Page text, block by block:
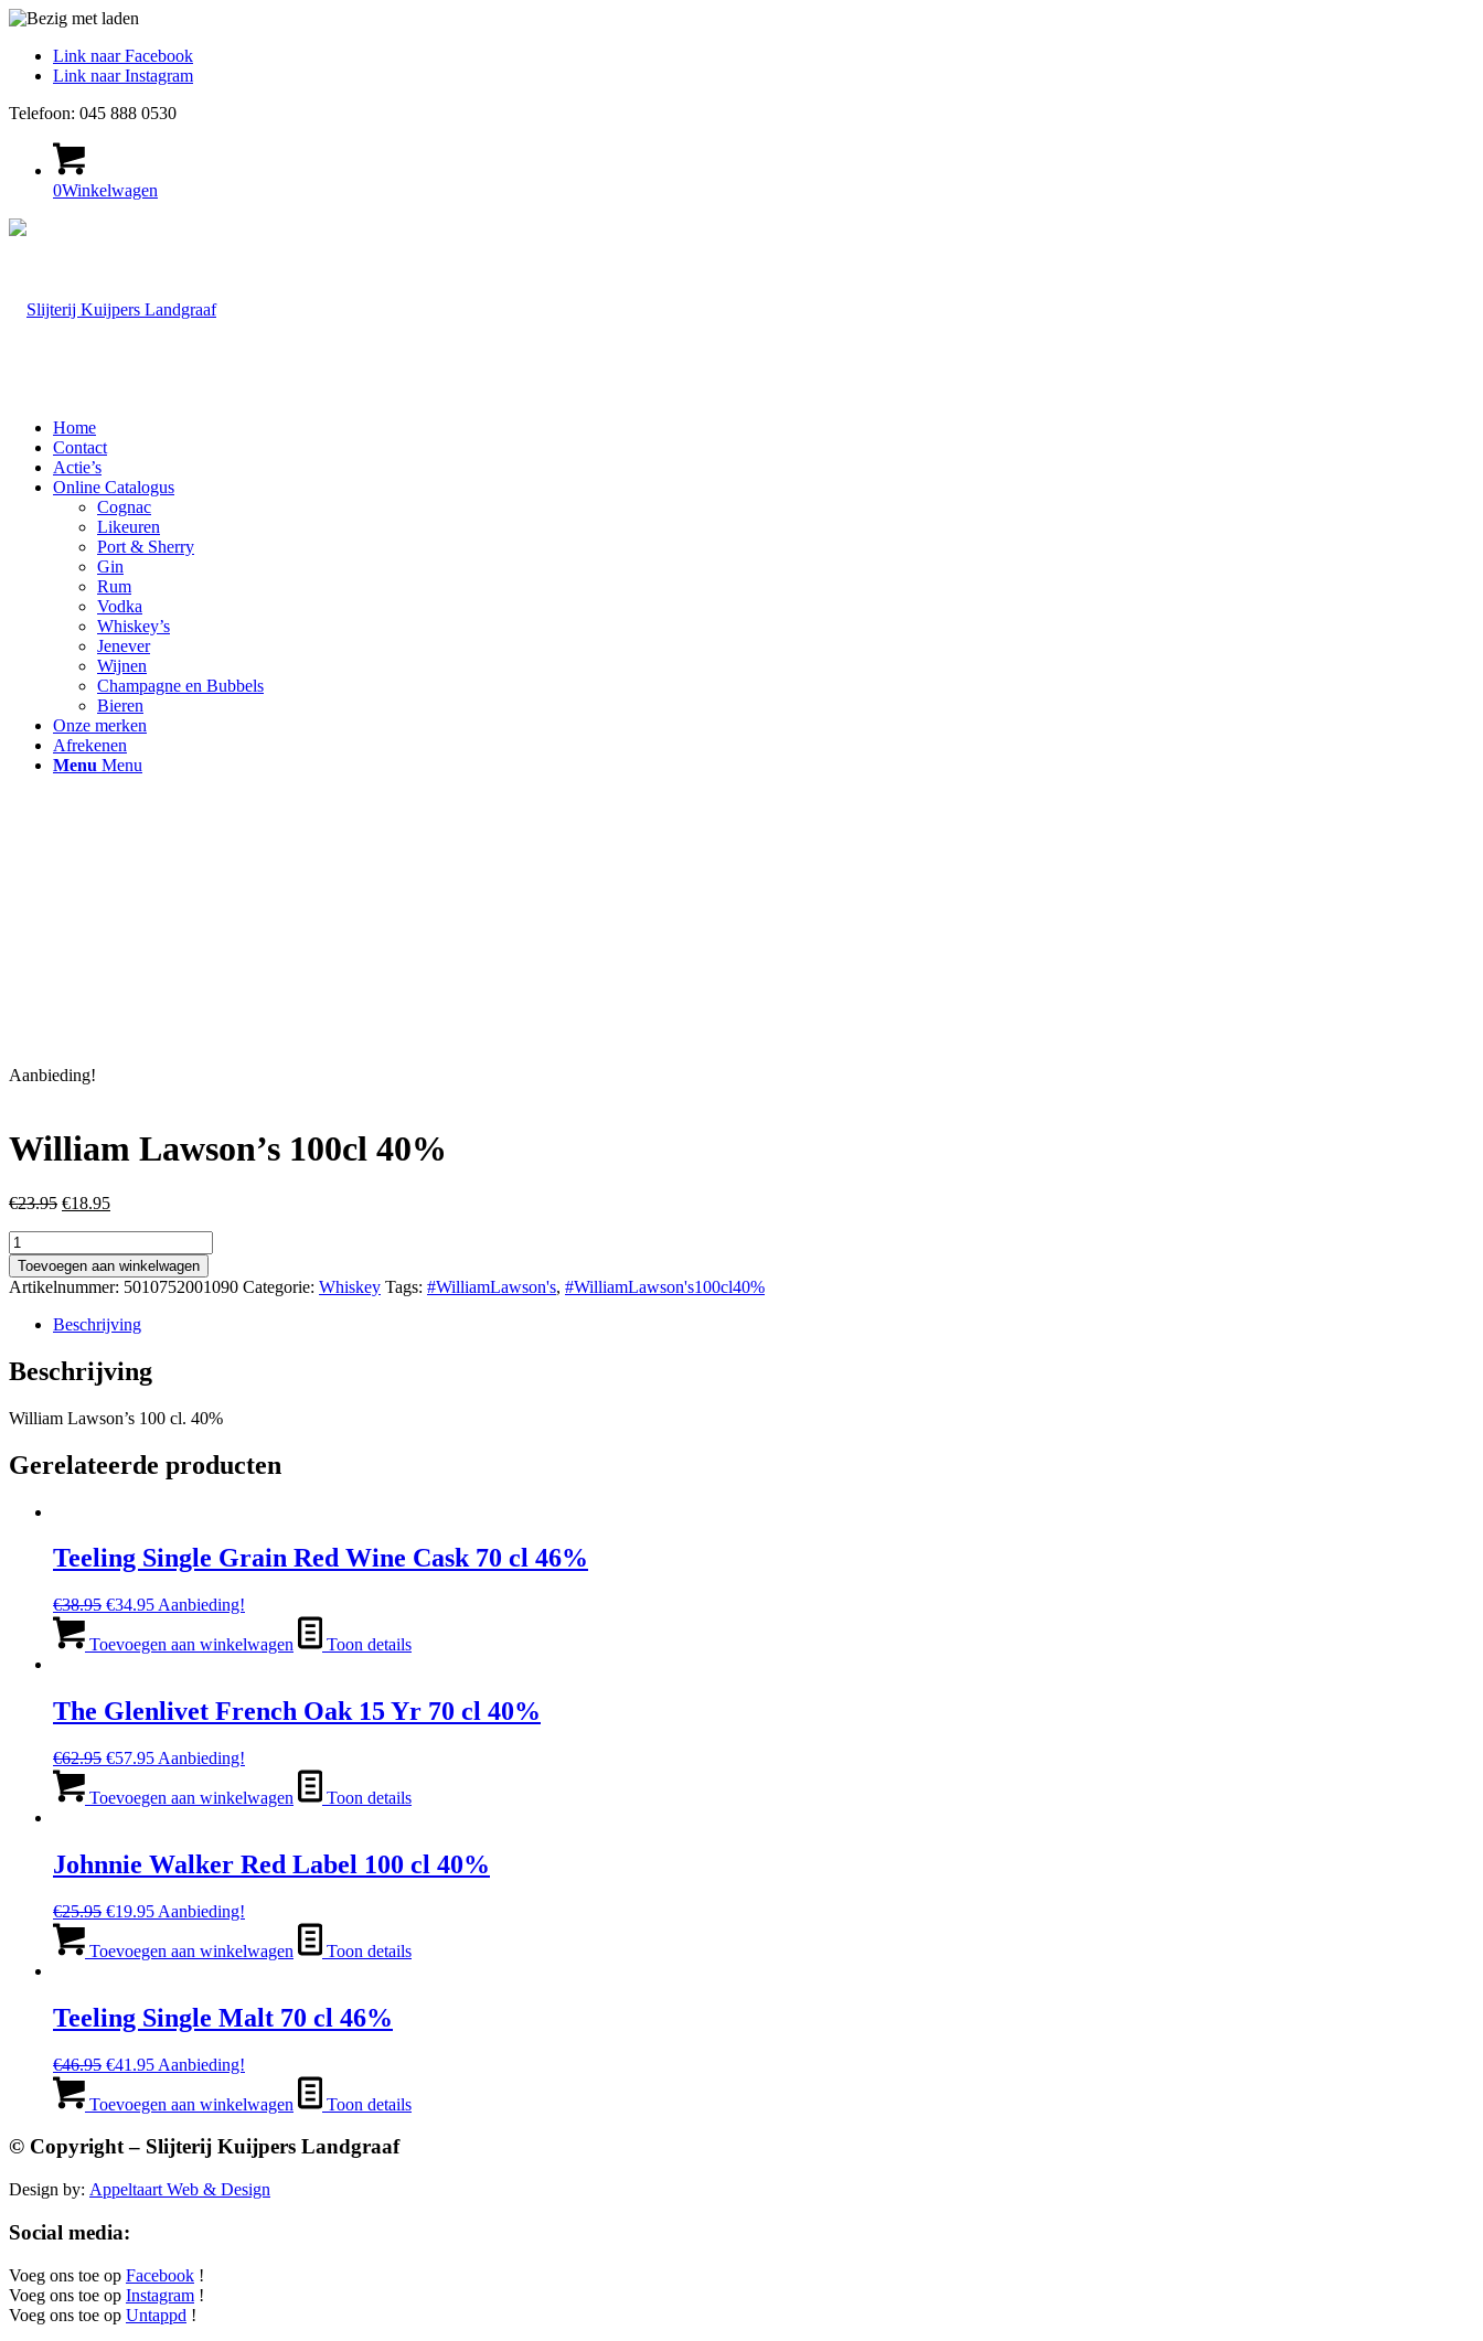
Link naar Facebook
Link naar Instagram
Telefoon: 045 888 0530
0Winkelwagen
Home
Contact
Actie’s
Online Catalogus
Cognac
Likeuren
Port & Sherry
Gin
Rum
Vodka
Whiskey’s
Jenever
Wijnen
Champagne en Bubbels
Bieren
Onze merken
Afrekenen
Menu Menu
Aanbieding!
William Lawson’s 100cl 40%
€23.95 Oorspronkelijke
€23.95.
€18.95Huidige
€18.95.
William
Lawson's
100cl
40%
aantal
Toevoegen aan winkelwagen
Artikelnummer: 5010752001090 Categorie: Whiskey Tags: #WilliamLawson's, #WilliamLawson's100cl40%
Beschrijving
Beschrijving
William Lawson’s 100 cl. 40%
Gerelateerde producten
Teeling Single Grain Red Wine Cask 70 cl 46%
€38.95 Oorspronkelijke
was:
€34.95Huidige
is:
Aanbieding!
Toevoegen aan winkelwagen Toon details
The Glenlivet French Oak 15 Yr 70 cl 40%
€62.95 Oorspronkelijke
was:
€57.95Huidige
is:
Aanbieding!
Toevoegen aan winkelwagen Toon details
Johnnie Walker Red Label 100 cl 40%
€25.95 Oorspronkelijke
was:
€19.95Huidige
is:
Aanbieding!
Toevoegen aan winkelwagen Toon details
Teeling Single Malt 70 cl 46%
€46.95 Oorspronkelijke
was:
€41.95Huidige
is:
Aanbieding!
Toevoegen aan winkelwagen Toon details
© Copyright – Slijterij Kuijpers Landgraaf
Design by: Appeltaart Web & Design
Social media:
Voeg ons toe op Facebook !
Voeg ons toe op Instagram !
Voeg ons toe op Untappd !